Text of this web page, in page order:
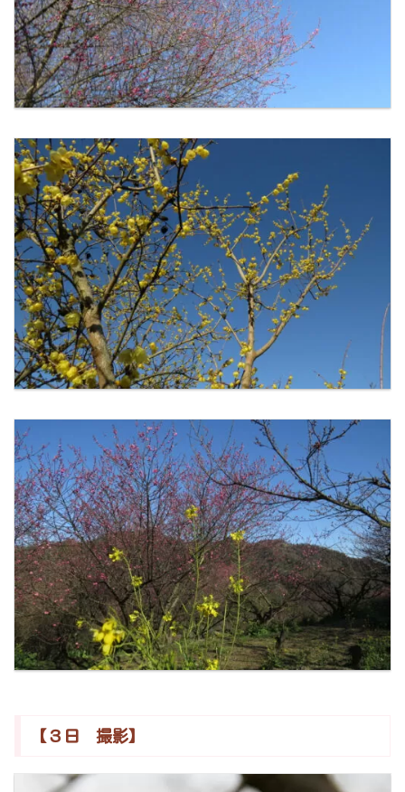
【３日 撮影】